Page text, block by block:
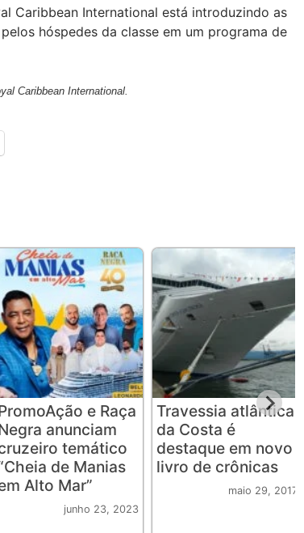
Caribbean International está introduzindo as
hóspedes da classe em um programa de
Caribbean International.
e Raça
anunciam
temático
de Manias
Alto Mar”
junho 23, 2023
Travessia atlântica
da Costa é
destaque em novo
livro de crônicas
maio 29, 2017